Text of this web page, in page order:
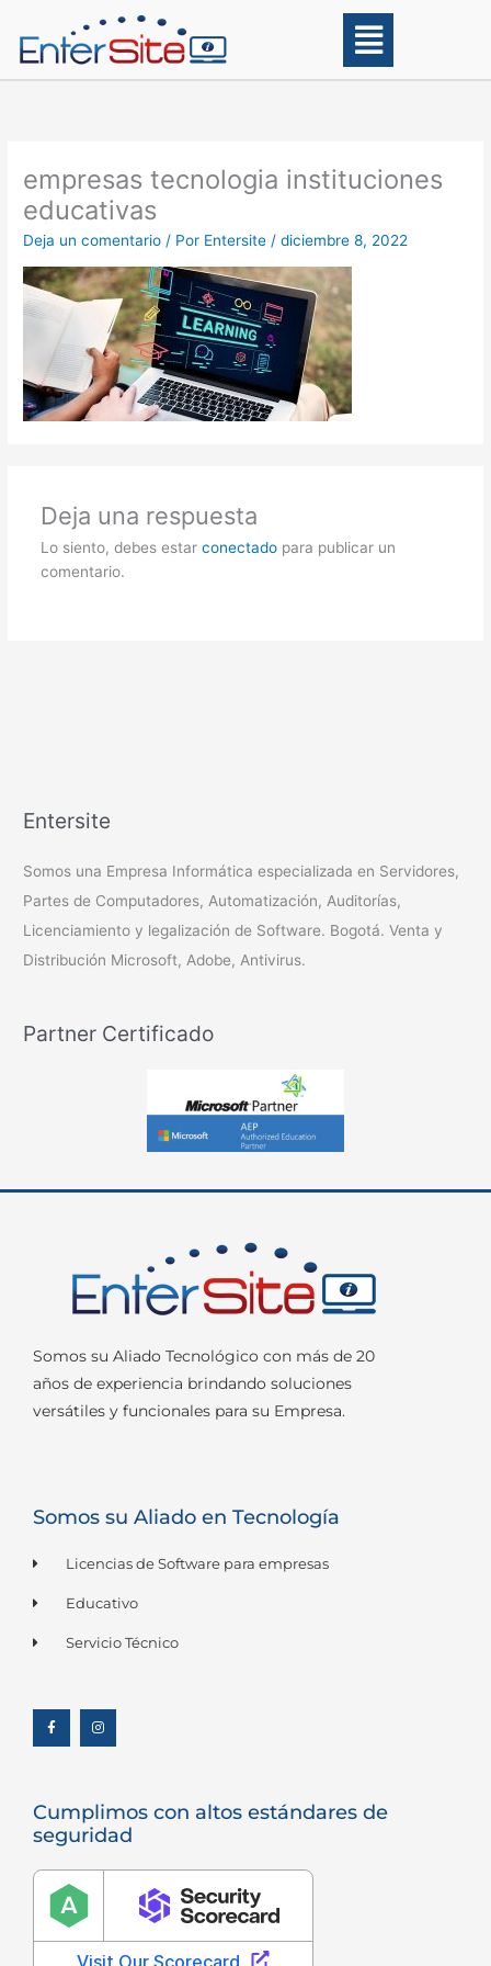
contenido
Main
Menu
empresas tecnologia instituciones
educativas
Deja un comentario / Por Entersite/diciembre 8, 2022
Deja una respuesta
Lo siento, debes estar conectadopara publicar un
comentario.
Entersite
Somos una Empresa Informática especializada en Servidores,
Partes de Computadores, Automatización, Auditorías,
Licenciamiento y legalización de Software. Bogotá. Venta y
Distribución Microsoft, Adobe, Antivirus.
Partner Certificado
Somos su Aliado Tecnológico con más de 20
años de experiencia brindando soluciones
versátiles y funcionales para su Empresa.
Somos su Aliado en Tecnología
Licencias de Software para empresas
Educativo
Servicio Técnico
c
e
b
o
s
t
a
g
Cumplimos con altos estándares de
seguridad